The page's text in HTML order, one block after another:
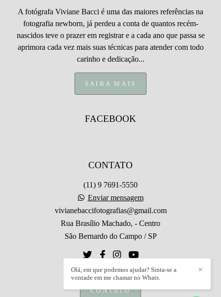
A fotógrafa Viviane Bacci é uma das maiores referências na
fotografia newborn, já perdeu a conta de quantos recém-
nascidos teve o prazer em registrar e a cada ano que passa se
aprimora cada vez mais suas técnicas para atender com todo
carinho e dedicação...
SAIBA MAIS
FACEBOOK
CONTATO
(11) 9 7691-5550
Enviar mensagem
vivianebaccifotografias@gmail.com
Rua Brasílio Machado, - Centro
São Bernardo do Campo / SP
CONTATO
✕
Olá, em que podemos ajudar? Sinta-se a
vontade em me chamar no Whats.